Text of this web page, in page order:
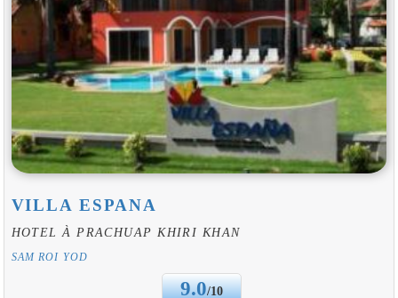
VILLA ESPANA
HOTEL À PRACHUAP KHIRI KHAN
SAM ROI YOD
9.0/10